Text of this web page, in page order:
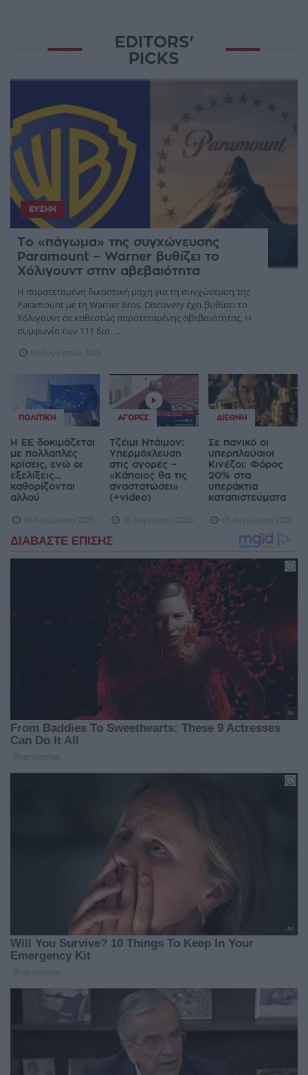
EDITORS'
PICKS
ΕΥΖΗΝ
Το «πάγωμα» της συγχώνευσης
Paramount – Warner βυθίζει το
Χόλιγουντ στην αβεβαιότητα
Η παρατεταμένη δικαστική μάχη για τη συγχώνευση της
Paramount με τη Warner Bros. Discovery έχει βυθίσει το
Χόλιγουντ σε καθεστώς παρατεταμένης αβεβαιότητας. Η
συμφωνία των 111 δισ. ...
06 Αυγούστου 2026
ΠΟΛΙΤΙΚΉ
Η ΕΕ δοκιμάζεται
με πολλαπλές
κρίσεις, ενώ οι
εξελίξεις...
καθορίζονται
αλλού
06 Αυγούστου 2026
ΑΓΟΡΈΣ
Τζέιμι Ντάιμον:
Υπερμόχλευση
στις αγορές –
«Κάποιος θα τις
αναστατώσει»
(+video)
06 Αυγούστου 2026
ΔΙΕΘΝΉ
Σε πανικό οι
υπερπλούσιοι
Κινέζοι: Φόρος
20% στα
υπεράκτια
καταπιστεύματα
05 Αυγούστου 2026